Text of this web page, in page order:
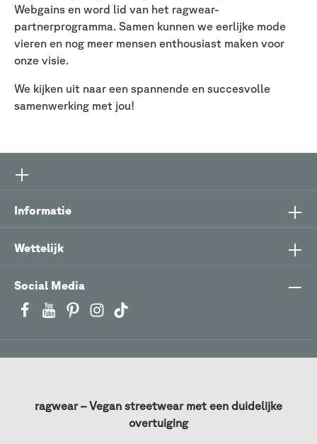
Webgains en word lid van het ragwear-
partnerprogramma. Samen kunnen we eerlijke mode
vieren en nog meer mensen enthousiast maken voor
onze visie.
We kijken uit naar een spannende en succesvolle
samenwerking met jou!
Social Media
Informatie
Wettelijk
ragwear – Vegan streetwear met een duidelijke
overtuiging